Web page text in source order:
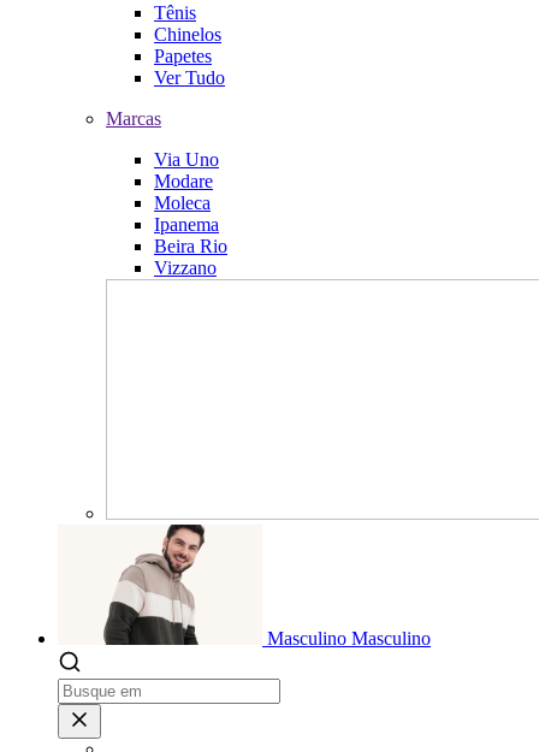
Tênis
Chinelos
Papetes
Ver Tudo
Marcas
Via Uno
Modare
Moleca
Ipanema
Beira Rio
Vizzano
Masculino Masculino